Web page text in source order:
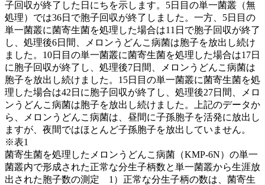
子回収が終了した日にちを示します。5日目の単一菌叢（無
処理）では36日で胞子回収が終了しました。一方、5日目の
単一菌叢に菌寄生菌を処理した場合は11日で胞子回収が終了
し、処理後6日間、メロンうどんこ病菌は胞子を放出し続け
ました。10日目の単一菌叢に菌寄生菌を処理した場合は17日
に胞子回収が終了し、処理後7日間、メロンうどんこ病菌は
胞子を放出し続けました。15日目の単一菌叢に菌寄生菌を処
理した場合は42日に胞子回収が終了し、処理後27日間、メロ
ンうどんこ病菌は胞子を放出し続けました。上記のデータか
ら、メロンうどんこ病菌は、昼間に子孫胞子を活発に放出し
ますが、夜間ではほとんど子孫胞子を放出していません。
※表1
菌寄生菌を処理したメロンうどんこ病菌（KMP-6N）の単一
菌叢内で形成された正常な分生子柄数と単一菌叢から生涯放
出された胞子数の測定 1）正常な分生子柄の数は、菌寄生